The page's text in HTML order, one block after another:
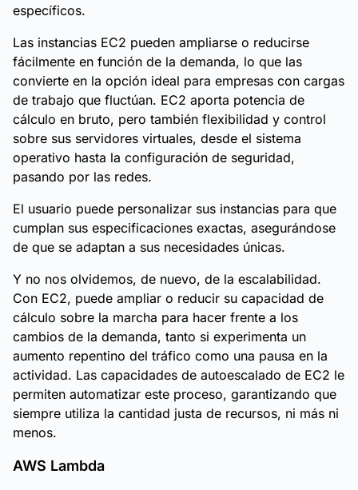
específicos.
Las instancias EC2 pueden ampliarse o reducirse
fácilmente en función de la demanda, lo que las
convierte en la opción ideal para empresas con cargas
de trabajo que fluctúan. EC2 aporta potencia de
cálculo en bruto, pero también flexibilidad y control
sobre sus servidores virtuales, desde el sistema
operativo hasta la configuración de seguridad,
pasando por las redes.
El usuario puede personalizar sus instancias para que
cumplan sus especificaciones exactas, asegurándose
de que se adaptan a sus necesidades únicas.
Y no nos olvidemos, de nuevo, de la escalabilidad.
Con EC2, puede ampliar o reducir su capacidad de
cálculo sobre la marcha para hacer frente a los
cambios de la demanda, tanto si experimenta un
aumento repentino del tráfico como una pausa en la
actividad. Las capacidades de autoescalado de EC2 le
permiten automatizar este proceso, garantizando que
siempre utiliza la cantidad justa de recursos, ni más ni
menos.
AWS Lambda